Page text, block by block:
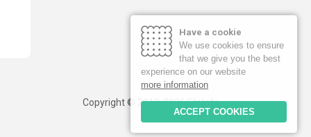
Copyright © 2019-2026 FileInfo
Have a cookie
We use cookies to ensure
that we give you the best
experience on our website
more information
ACCEPT COOKIES